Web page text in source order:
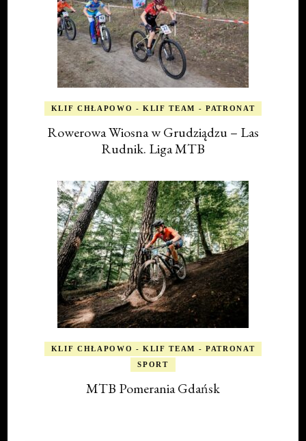
KLIF CHŁAPOWO - KLIF TEAM - PATRONAT
Rowerowa Wiosna w Grudziądzu – Las
Rudnik. Liga MTB
KLIF CHŁAPOWO - KLIF TEAM - PATRONAT
SPORT
MTB Pomerania Gdańsk